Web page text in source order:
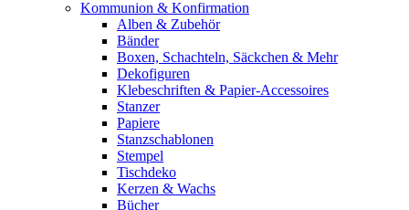
Kommunion & Konfirmation
Alben & Zubehör
Bänder
Boxen, Schachteln, Säckchen & Mehr
Dekofiguren
Klebeschriften & Papier-Accessoires
Stanzer
Papiere
Stanzschablonen
Stempel
Tischdeko
Kerzen & Wachs
Bücher